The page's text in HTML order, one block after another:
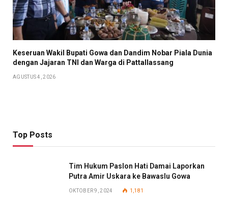
Keseruan Wakil Bupati Gowa dan Dandim Nobar Piala Dunia
dengan Jajaran TNI dan Warga di Pattallassang
AGUSTUS 4, 2026
Top Posts
Tim Hukum Paslon Hati Damai Laporkan
Putra Amir Uskara ke Bawaslu Gowa
OKTOBER 9, 2024 1,181